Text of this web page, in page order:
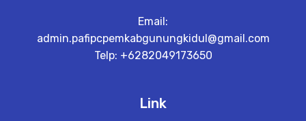
Email:
admin.pafipcpemkabgunungkidul@gmail.com
Telp: +6282049173650
Link